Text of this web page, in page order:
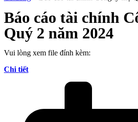
Báo cáo tài chính
Quý 2 năm 2024
Vui lòng xem file đính kèm:
Chi tiết